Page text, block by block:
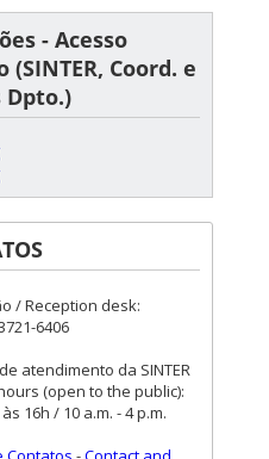
- Acesso
Coord. e
Dpto.)
/ Reception desk:
6406
atendimento da SINTER
(open to the public):
16h / 10 a.m. - 4 p.m.